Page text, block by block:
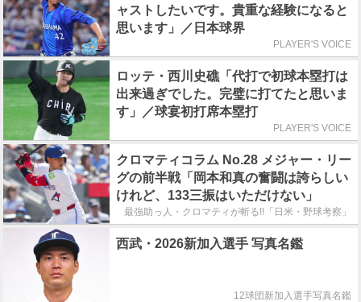
ャストしたいです。貴重な経験になると
思います」／日本球界
PLAYER'S VOICE
ロッテ・西川史礁「代打で初球本塁打は
出来過ぎでした。完璧に打てたと思いま
す」／球宴初打席本塁打
PLAYER'S VOICE
クロマティコラム No.28 メジャー・リー
グの前半戦「岡本和真の奮闘は誇らしい
けれど、133三振はいただけない」
最強助っ人・クロマティが斬る!!「日米・野球考察」
西武・2026新加入選手 写真名鑑
12球団新加入選手写真名鑑